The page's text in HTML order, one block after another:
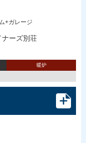
+ガレージ
ナーズ別荘
暖炉